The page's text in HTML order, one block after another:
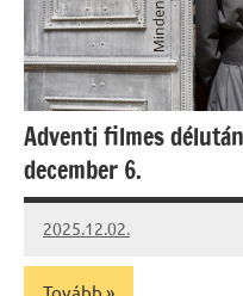
Adventi filmes
december 6.
2025.12.02.
Leiszt
Máté